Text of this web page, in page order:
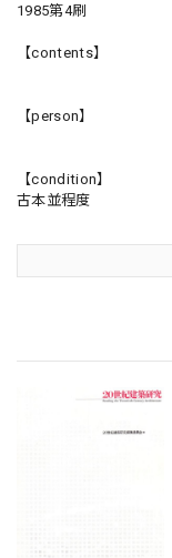
1985第4刷
【contents】
【person】
【condition】
古本並程度